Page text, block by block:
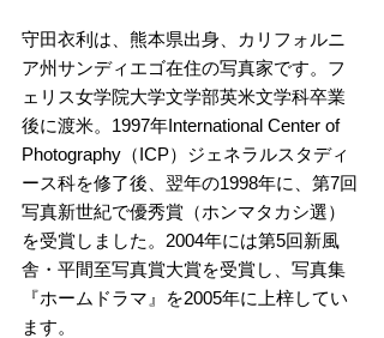
守田衣利は、熊本県出身、カリフォルニ
ア州サンディエゴ在住の写真家です。フ
ェリス女学院大学文学部英米文学科卒業
後に渡米。1997年International Center of
Photography（ICP）ジェネラルスタディ
ース科を修了後、翌年の1998年に、第7回
写真新世紀で優秀賞（ホンマタカシ選）
を受賞しました。2004年には第5回新風
舎・平間至写真賞大賞を受賞し、写真集
『ホームドラマ』を2005年に上梓してい
ます。